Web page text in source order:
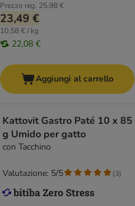
Prezzo reg. 25,98 €
23,49 €
10,58 € / kg
22,08 €
Aggiungi al carrello
Kattovit Gastro Paté 10 x 85
g Umido per gatto
con Tacchino
Valutazione: 5/5 (3)